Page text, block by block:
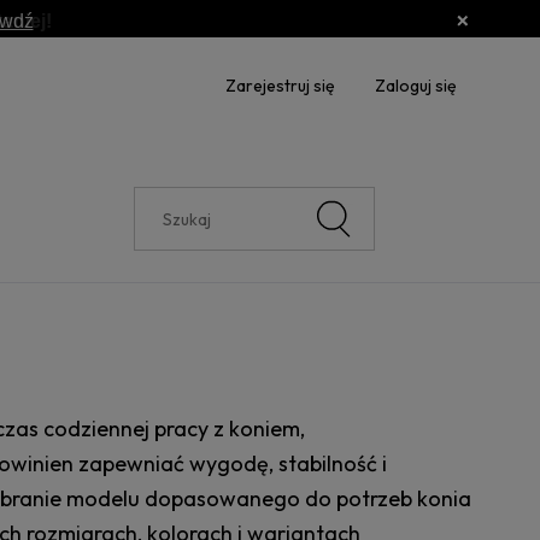
Zarejestruj się Zaloguj się
codziennej pracy z koniem,
zapewniać wygodę, stabilność i
modelu dopasowanego do potrzeb konia
rozmiarach, kolorach i wariantach